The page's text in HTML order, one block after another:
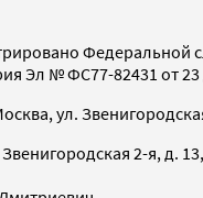
Федеральной
Эл № ФС77-82431 от 23
ул.
2-я, д.